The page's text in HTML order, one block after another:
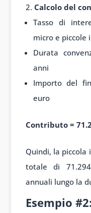
Calcolo del
Tasso di
micro e piccole
Durata
anni
Importo del
euro
Contributo =
Quindi, la
totale di
annuali lungo la
Esempio